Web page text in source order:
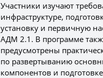
Участники изучают
инфраструктуре,
установку и первичную
АДМ 2.1. В программе
предусмотрены
по развертыванию
компонентов и